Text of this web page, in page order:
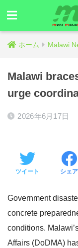
ホーム Malawi
Malawi
urge
2026年6月17日
ツイート シェア
Government
concrete
conditions.
Affairs (DoDMA)